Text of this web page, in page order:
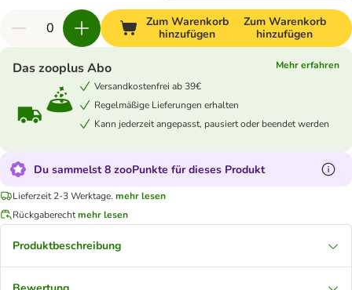
Zum Warenkorb
hinzufügen
Zum Warenkorb
hinzufügen
Das zooplus Abo
Mehr erfahren
Versandkostenfrei ab 39€
Regelmäßige Lieferungen erhalten
Kann jederzeit angepasst, pausiert oder beendet werden
Du sammelst 8 zooPunkte für dieses Produkt
Lieferzeit 2-3 Werktage. mehr lesen
Rückgaberechtmehr lesen
Produktbeschreibung